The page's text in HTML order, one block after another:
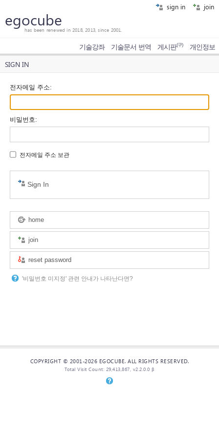
sign in join
egocube
has been renewed in 2018, 2013, since 2001.
기술강좌 기술문서 번역 게시판(구) 개인정보
SIGN IN
전자메일 주소:
비밀번호:
전자메일 주소 보관
Sign In
home
join
reset password
'비밀번호 미지정' 관련 안내가 나타난다면?
COPYRIGHT © 2001-2026 EGOCUBE. ALL RIGHTS RESERVED.
Total Visit Count: 29,413,867, v2.2.0.0 β